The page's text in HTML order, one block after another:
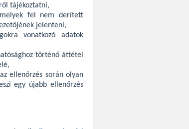
tájékoztatni,
fel nem derített
jelenteni,
vonatkozó adatok
történő áttétel
ellenőrzés során olyan
egy újabb ellenőrzés